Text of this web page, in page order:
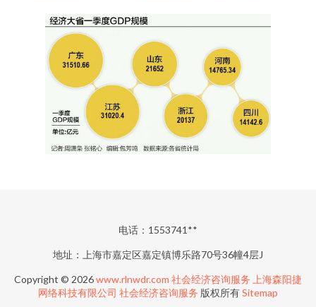
电话：1553741**
地址：上海市嘉定区嘉定镇博乐路70号36幢4层J
Copyright © 2026www.rlnwdr.com 社会经济咨询服务 上海森阳捷
网络科技有限公司 社会经济咨询服务 版权所有Sitemap